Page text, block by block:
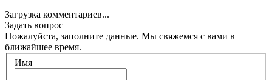
Загрузка комментариев...
Задать вопрос
Пожалуйста, заполните данные. Мы свяжемся с вами в
ближайшее время.
Имя